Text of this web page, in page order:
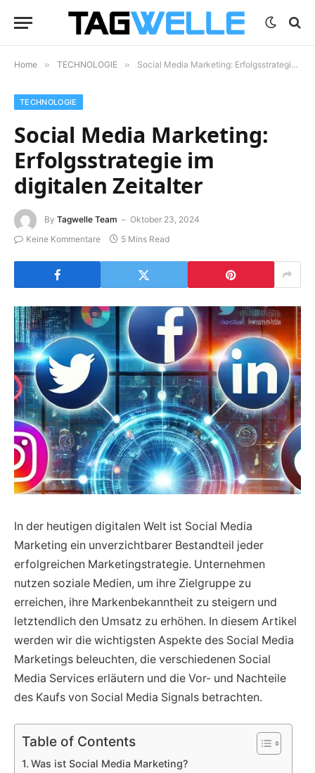
Home » TECHNOLOGIE » Social Media Marketing: Erfolgsstrategie im digitalen Zeitalter
TECHNOLOGIE
Social Media Marketing:
Erfolgsstrategie im
digitalen Zeitalter
By Tagwelle Team
Oktober 23, 2024
Keine Kommentare
5 Mins Read
In der heutigen digitalen Welt ist Social Media
Marketing ein unverzichtbarer Bestandteil jeder
erfolgreichen Marketingstrategie. Unternehmen
nutzen soziale Medien, um ihre Zielgruppe zu
erreichen, ihre Markenbekanntheit zu steigern und
letztendlich den Umsatz zu erhöhen. In diesem Artikel
werden wir die wichtigsten Aspekte des Social Media
Marketings beleuchten, die verschiedenen Social
Media Services erläutern und die Vor- und Nachteile
des Kaufs von Social Media Signals betrachten.
Table of Contents
Was ist Social Media Marketing?